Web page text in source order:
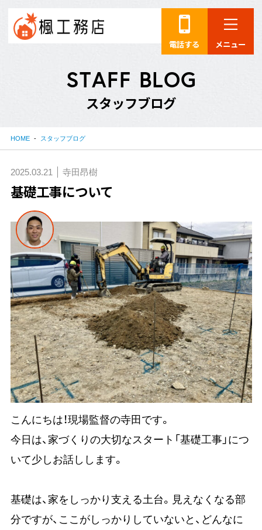
電話する メニュー
STAFF BLOG
スタッフブログ
HOME スタッフブログ
2025.03.21 寺田昂樹
基礎工事について
こんにちは！現場監督の寺田です。
今日は、家づくりの大切なスタート「基礎工事」につ
いて少しお話しします。
基礎は、家をしっかり支える土台。見えなくなる部
分ですが、ここがしっかりしていないと、どんなに